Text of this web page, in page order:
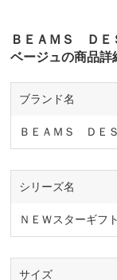
ＢＥＡＭＳ ＤＥ
ベージュの商品詳
ブランド名
ＢＥＡＭＳ ＤＥＳ
シリーズ名
ＮＥＷスターギフト
サイズ